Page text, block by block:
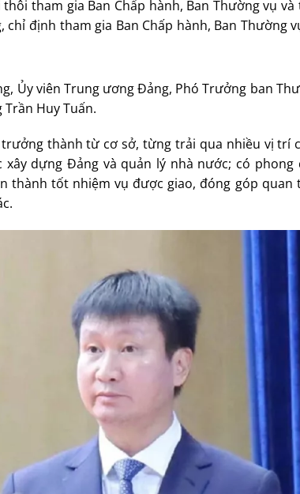
tham gia Ban Chấp hành, Ban Thường vụ
định tham gia Ban Chấp hành, Ban Thường
Ủy viên Trung ương Đảng, Phó Trưởng ban
Huy Tuấn.
thành từ cơ sở, từng trải qua nhiều vị trí
dựng Đảng và quản lý nhà nước; có phong
thành tốt nhiệm vụ được giao, đóng góp quan